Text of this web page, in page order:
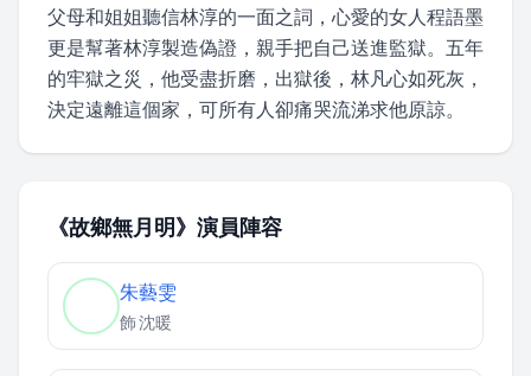
父母和姐姐聽信林淳的一面之詞，心愛的女人程語墨
更是幫著林淳製造偽證，親手把自己送進監獄。五年
的牢獄之災，他受盡折磨，出獄後，林凡心如死灰，
決定遠離這個家，可所有人卻痛哭流涕求他原諒。
《故鄉無月明》演員陣容
朱藝雯
飾沈暖